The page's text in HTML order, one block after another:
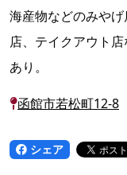
海産物などのみや
店、テイクアウト
あり。
函館市若松町12-8
シェア